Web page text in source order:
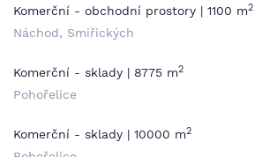
Komerční - obchodní prostory | 1100 m2
Náchod, Smiřických
Komerční - sklady | 8775 m2
Pohořelice
Komerční - sklady | 10000 m2